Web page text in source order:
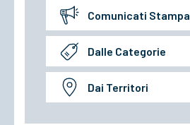
Comunicati Stampa
Dalle Categorie
Dai Territori